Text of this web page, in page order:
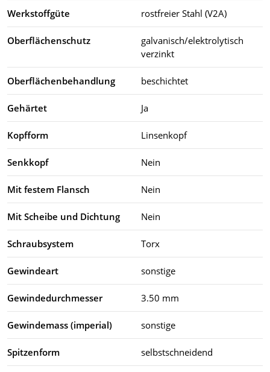
Werkstoffgüte rostfreier Stahl (V2A)
Oberflächenschutz
galvanisch/elektrolytisch
verzinkt
Oberflächenbehandlung beschichtet
Gehärtet Ja
Kopfform Linsenkopf
Senkkopf Nein
Mit festem Flansch Nein
Mit Scheibe und Dichtung Nein
Schraubsystem Torx
Gewindeart sonstige
Gewindedurchmesser 3.50 mm
Gewindemass (imperial) sonstige
Spitzenform selbstschneidend